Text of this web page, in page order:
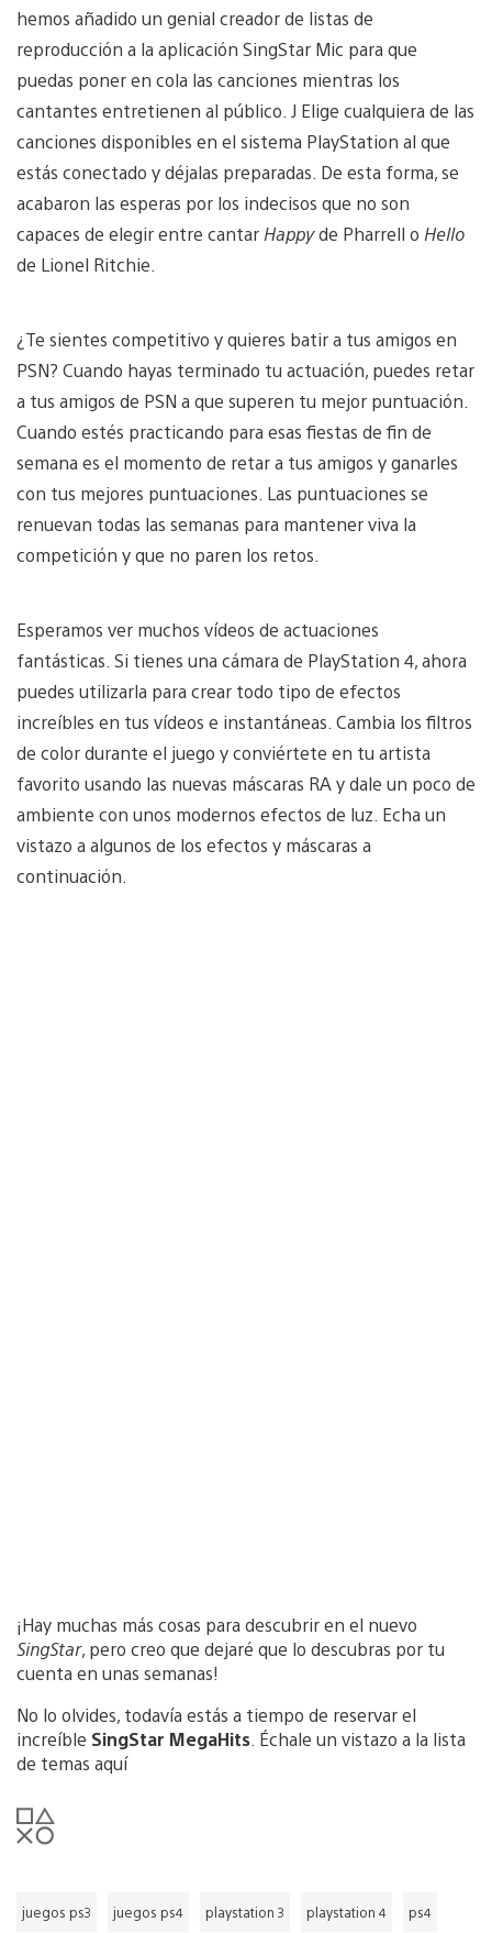
hemos añadido un genial creador de listas de
reproducción a la aplicación SingStar Mic para que
puedas poner en cola las canciones mientras los
cantantes entretienen al público. J Elige cualquiera de las
canciones disponibles en el sistema PlayStation al que
estás conectado y déjalas preparadas. De esta forma, se
acabaron las esperas por los indecisos que no son
capaces de elegir entre cantar Happyde Pharrell o Hello
de Lionel Ritchie.
¿Te sientes competitivo y quieres batir a tus amigos en
PSN? Cuando hayas terminado tu actuación, puedes retar
a tus amigos de PSN a que superen tu mejor puntuación.
Cuando estés practicando para esas fiestas de fin de
semana es el momento de retar a tus amigos y ganarles
con tus mejores puntuaciones. Las puntuaciones se
renuevan todas las semanas para mantener viva la
competición y que no paren los retos.
Esperamos ver muchos vídeos de actuaciones
fantásticas. Si tienes una cámara de PlayStation 4, ahora
puedes utilizarla para crear todo tipo de efectos
increíbles en tus vídeos e instantáneas. Cambia los filtros
de color durante el juego y conviértete en tu artista
favorito usando las nuevas máscaras RA y dale un poco de
ambiente con unos modernos efectos de luz. Echa un
vistazo a algunos de los efectos y máscaras a
continuación.
¡Hay muchas más cosas para descubrir en el nuevo
SingStar, pero creo que dejaré que lo descubras por tu
cuenta en unas semanas!
No lo olvides, todavía estás a tiempo de reservar el
increíble SingStar MegaHits . Échale un vistazo a la lista
de temas aquí
juegos ps3 juegos ps4 playstation 3 playstation 4 ps4